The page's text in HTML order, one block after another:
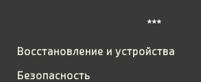
***
Восстановление и устройства
Безопасность